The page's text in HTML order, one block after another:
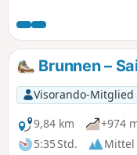
Großraum Grenoble
befindet sich an der
Straßenbahnlinie A „La
abwechslungsreichen
Vouillants werden in
Wanderung unter
können von geübten
integriert werden.
Brunnen –
Visorando-Mitglied
9,84 km
+974
5:35 Std.
Mittel